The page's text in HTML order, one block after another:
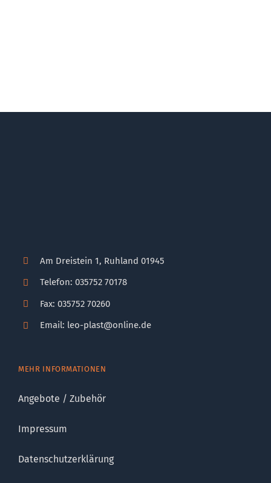
Am Dreistein 1, Ruhland 01945
Telefon: 035752 70178
Fax: 035752 70260
Email: leo-plast@online.de
MEHR INFORMATIONEN
Angebote / Zubehör
Impressum
Datenschutzerklärung